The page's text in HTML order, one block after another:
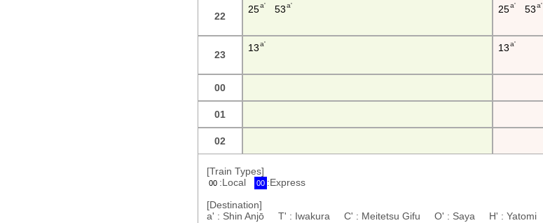
22
25a' 53a' 25a' 53a'
23
13a' 13a'
00
01
02
[Train Types]
00 :Local 00 :Express
[Destination]
a' : Shin Anjō T' : Iwakura C' : Meitetsu Gifu O' : Saya H' : Yatomi